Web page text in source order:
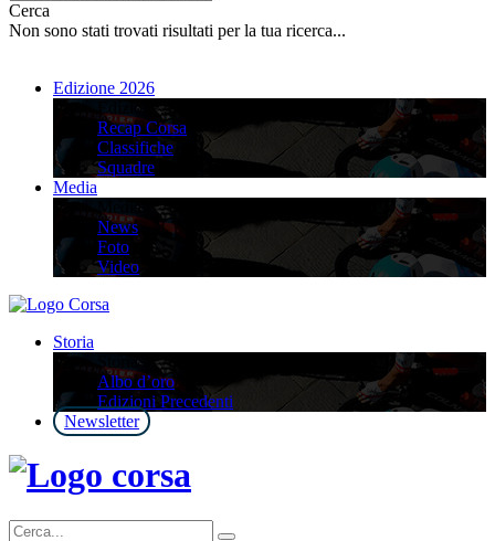
Cerca
Non sono stati trovati risultati per la tua ricerca...
Edizione 2026
Edizione 2026
Recap Corsa
Classifiche
Squadre
Media
Media
News
Foto
Video
Storia
Storia
Albo d’oro
Edizioni Precedenti
Newsletter